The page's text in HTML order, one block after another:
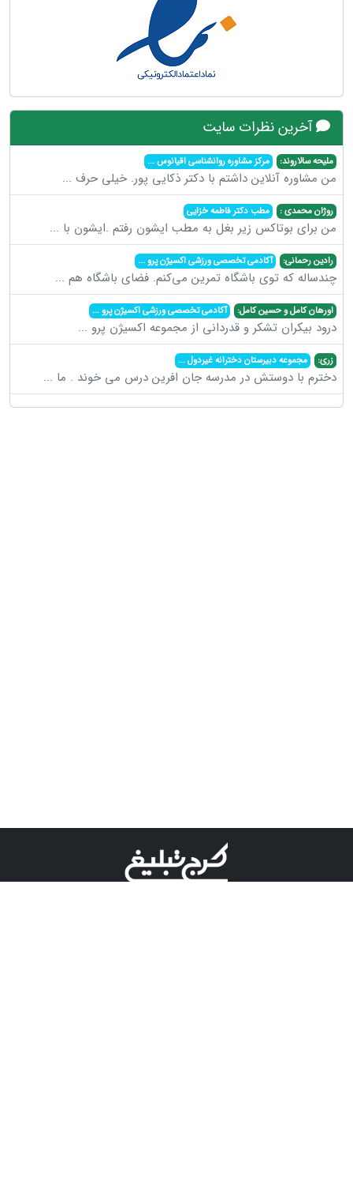
آخرین نظرات سایت
ملیحه سالاروند: مرکز مشاوره روانشناسی اقیانوس...
من مشاوره آنلاین داشتم با دکتر ذکایی پور. خیلی حرف ...
روژان محمدی : مطب دکتر فاطمه خزایی
من برای بوتاکس زیر بغل به مطب ایشون رفتم .ایشون با ...
رادین رحمانی: آکادمی تخصصی ورزشی اکسیژن پرو...
چندساله که توی باشگاه تمرین می‌کنم. فضای باشگاه هم ...
اورهان کامل و حسین کامل: آکادمی تخصصی ورزشی اکسیژن پرو...
درود بیکران تشکر و قدردانی از مجموعه اکسیژن پرو ...
زری: مجموعه دبیرستان دخترانه غیردول...
دخترم با دوستش در مدرسه جان افرین درس می خوند . ما ...